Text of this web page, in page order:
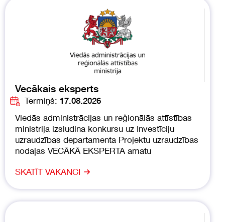
Vecākais eksperts
Termiņš: 17.08.2026
Viedās administrācijas un reģionālās attīstības
ministrija izsludina konkursu uz Investīciju
uzraudzības departamenta Projektu uzraudzības
nodaļas VECĀKĀ EKSPERTA amatu
SKATĪT VAKANCI